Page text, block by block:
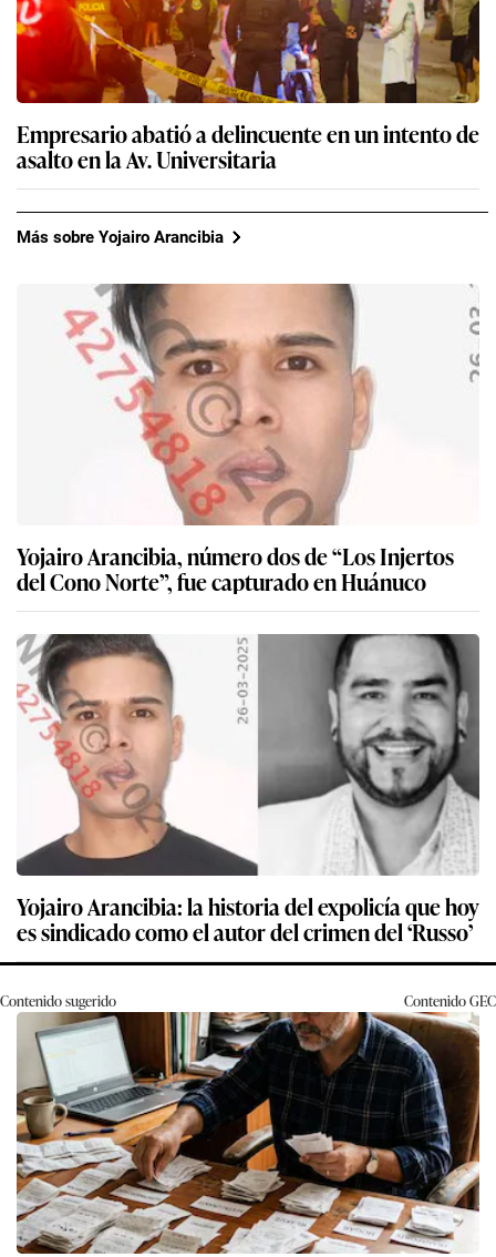
Empresario abatió a delincuente en un intento de
asalto en la Av. Universitaria
Más sobre Yojairo Arancibia
Yojairo Arancibia, número dos de “Los Injertos
del Cono Norte”, fue capturado en Huánuco
Yojairo Arancibia: la historia del expolicía que hoy
es sindicado como el autor del crimen del ‘Russo’
Contenido sugerido ContenidoGEC